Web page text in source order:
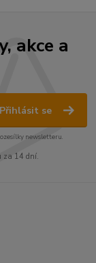
akce a
Přihlásit se
newsletteru.
za 14 dní.